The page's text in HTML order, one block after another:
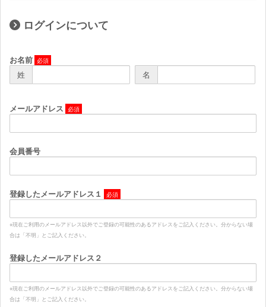
FC Menu
MOVIE
GALLERY
MAIL MAGAZINE
BIRTHDAY MAIL
ログインについて
お名前
姓
名
メールアドレス
会員番号
登録したメールアドレス１
※現在ご利用のメールアドレス以外でご登録の可能性のあるアドレスをご記入ください。分からない場
合は「不明」とご記入ください。
登録したメールアドレス２
※現在ご利用のメールアドレス以外でご登録の可能性のあるアドレスをご記入ください。分からない場
合は「不明」とご記入ください。